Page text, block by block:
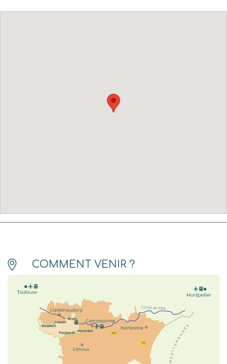
COMMENT VENIR ?